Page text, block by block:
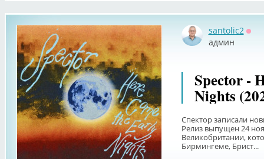
santolic2
админ
Spector -
Nights
Спектор записали
Релиз выпущен 24
Великобритании,
Бирмингеме, Брист...